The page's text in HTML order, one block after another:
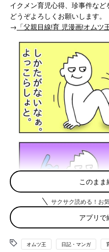
イクメン育児心得、珍事件など
どうぞよろしくお願いします。
→ 「父親目線!育 児漫画!オム
このまま
サクサク読める！お
アプリで
オムツ王 日記・マンガ